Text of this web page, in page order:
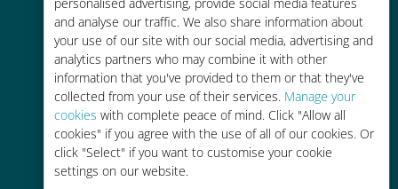
and analyse our traffic. We also share information about
your use of our site with our social media, advertising and
analytics partners who may combine it with other
information that you've provided to them or that they've
collected from your use of their services. Manage your
cookies with complete peace of mind. Click "Allow all
cookies" if you agree with the use of all of our cookies. Or
click "Select" if you want to customise your cookie
settings on our website.
기존 통신사 로밍 요금보다 최대
90% 저렴합니다.
간편한 충전